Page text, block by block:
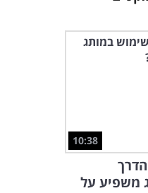
10:38
משפיע על